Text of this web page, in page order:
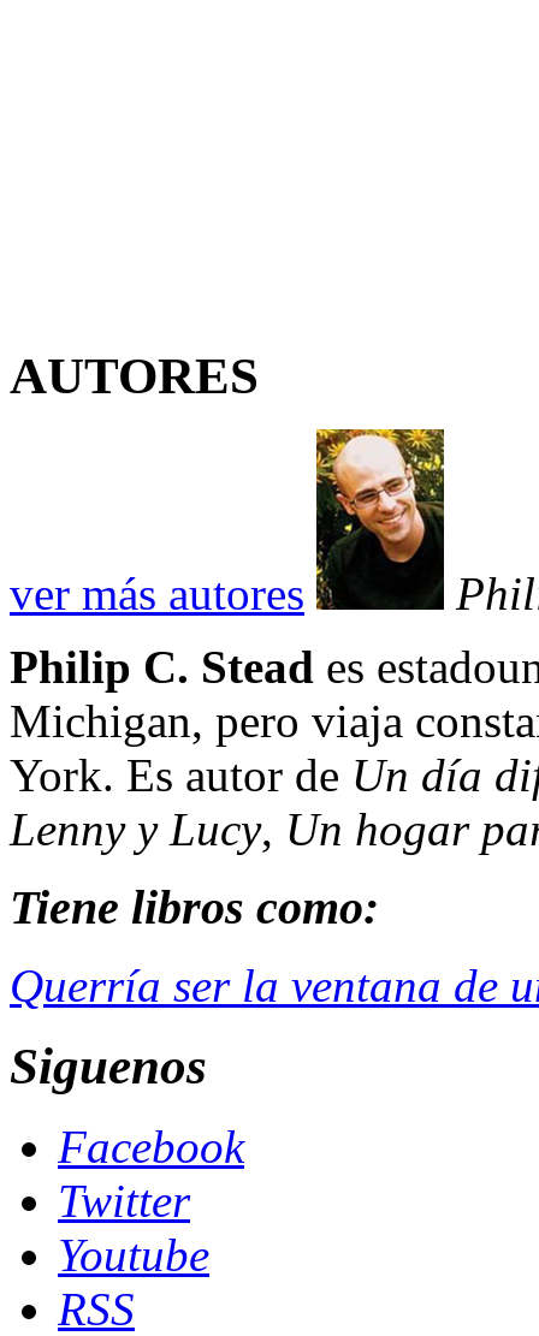
AUTORES
ver más autores
Philip C. Stead es
Michigan, pero viaja
York. Es autor de Un día
Lenny y Lucy, Un hogar
Tiene libros como:
Querría ser la ventana de
Siguenos
Facebook
Twitter
Youtube
RSS